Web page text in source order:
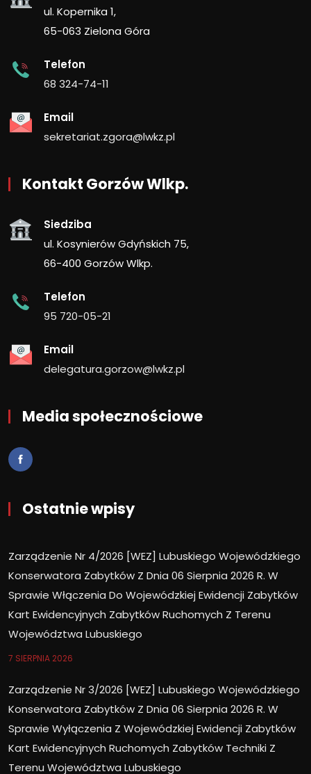
ul. Kopernika 1,
65-063 Zielona Góra
Telefon
68 324-74-11
Email
sekretariat.zgora@lwkz.pl
Kontakt Gorzów Wlkp.
Siedziba
ul. Kosynierów Gdyńskich 75,
66-400 Gorzów Wlkp.
Telefon
95 720-05-21
Email
delegatura.gorzow@lwkz.pl
Media społecznościowe
Ostatnie wpisy
Zarządzenie Nr 4/2026 [WEZ] Lubuskiego Wojewódzkiego
Konserwatora Zabytków Z Dnia 06 Sierpnia 2026 R. W
Sprawie Włączenia Do Wojewódzkiej Ewidencji Zabytków
Kart Ewidencyjnych Zabytków Ruchomych Z Terenu
Województwa Lubuskiego
7 SIERPNIA 2026
Zarządzenie Nr 3/2026 [WEZ] Lubuskiego Wojewódzkiego
Konserwatora Zabytków Z Dnia 06 Sierpnia 2026 R. W
Sprawie Wyłączenia Z Wojewódzkiej Ewidencji Zabytków
Kart Ewidencyjnych Ruchomych Zabytków Techniki Z
Terenu Województwa Lubuskiego